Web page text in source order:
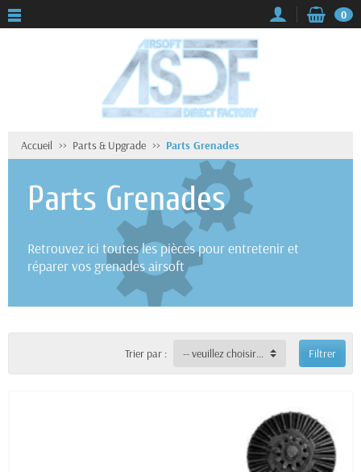
0
Accueil Parts & Upgrade Parts Grenades
Parts Grenades
Retrouvez ici toutes les pièces pour entretenir et
réparer vos grenades airsoft
Trier par : -- veuillez choisir -- Filtrer